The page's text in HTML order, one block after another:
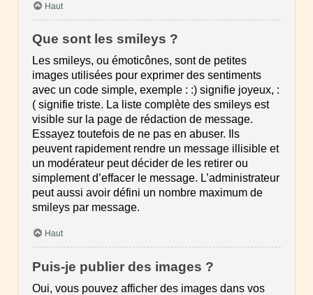
Haut
Que sont les smileys ?
Les smileys, ou émoticônes, sont de petites
images utilisées pour exprimer des sentiments
avec un code simple, exemple : :) signifie joyeux, :
( signifie triste. La liste complète des smileys est
visible sur la page de rédaction de message.
Essayez toutefois de ne pas en abuser. Ils
peuvent rapidement rendre un message illisible et
un modérateur peut décider de les retirer ou
simplement d’effacer le message. L’administrateur
peut aussi avoir défini un nombre maximum de
smileys par message.
Haut
Puis-je publier des images ?
Oui, vous pouvez afficher des images dans vos